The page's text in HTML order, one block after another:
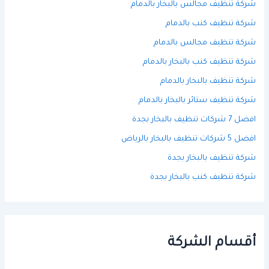
شركة تنظيف مجالس بالبخار بالدمام
شركة تنظيف كنب بالدمام
شركة تنظيف مجالس بالدمام
شركة تنظيف كنب بالبخار بالدمام
شركة تنظيف بالبخار بالدمام
شركة تنظيف ستائر بالبخار بالدمام
افضل 7 شركات تنظيف بالبخار بجدة
افضل 5 شركات تنظيف بالبخار بالرياض
شركة تنظيف بالبخار بجدة
شركة تنظيف كنب بالبخار بجدة
أقسام الشركة